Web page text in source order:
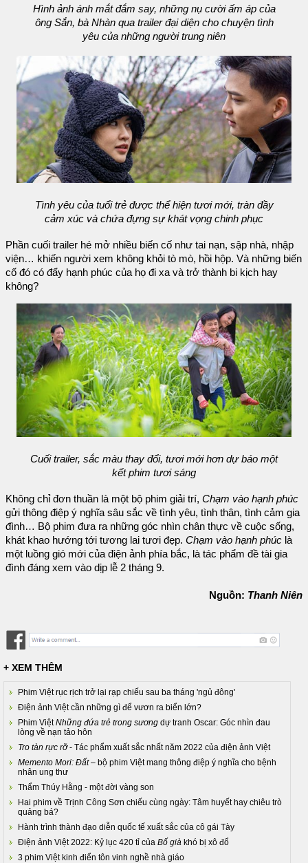
Hình ảnh ánh mắt đắm say, những nụ cười ấm áp của
ông Sắn, bà Nhàn qua trailer đại diện cho chuyện tình
yêu của những người trung niên
Tình yêu của tuổi trẻ được thể hiện tươi mới, tràn đầy
cảm xúc và chứa đựng sự khát vọng chinh phục
Phần cuối trailer hé mở nhiều biến cố như tai nạn, sập nhà, nhập
viện… khiến người xem không khỏi tò mò, hồi hộp. Và những biến
cố đó có đẩy hạnh phúc của họ đi xa và trở thành bi kịch hay
không?
Cuối trailer, sắc màu thay đổi, tươi mới hơn dự báo một
kết phim tươi sáng
Không chỉ đơn thuần là một bộ phim giải trí, Chạm vào hạnh phúc
gửi thông điệp ý nghĩa sâu sắc về tình yêu, tình thân, tình cảm gia
đình… Bộ phim đưa ra những góc nhìn chân thực về cuộc sống,
khát khao hướng tới tương lai tươi đẹp. Chạm vào hạnh phúc là
một luồng gió mới của điện ảnh phía bắc, là tác phẩm đề tài gia
đình đáng xem vào dịp lễ 2 tháng 9.
Nguồn: Thanh Niên
+ XEM THÊM
Phim Việt rục rịch trở lại rạp chiếu sau ba tháng 'ngủ đông'
Điện ảnh Việt cần những gì để vươn ra biển lớn?
Phim ViệtNhững đứa trẻ trong sương dự tranh Oscar: Góc nhìn đau
lòng về nạn tảo hôn
Tro tàn rực rỡ- Tác phẩm xuất sắc nhất năm 2022 của điện ảnh Việt
Memento Mori: Đất– bộ phim Việt mang thông điệp ý nghĩa cho bệnh
nhân ung thư
Thẩm Thúy Hằng - một đời vàng son
Hai phim về Trịnh Công Sơn chiếu cùng ngày: Tâm huyết hay chiêu trò
quảng bá?
Hành trình thành đạo diễn quốc tế xuất sắc của cô gái Tày
Điện ảnh Việt 2022: Kỷ lục 420 tỉ của Bố già khó bị xô đổ
3 phim Việt kinh điển tôn vinh nghề nhà giáo